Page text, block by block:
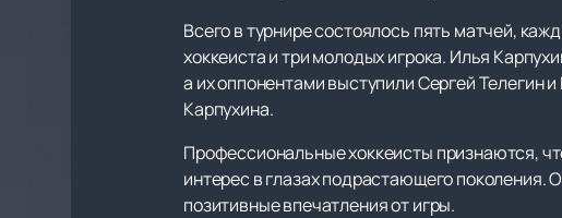
Всего в турнире состоялось пять матчей,
хоккеиста и три молодых игрока. Илья
а их оппонентами выступили Сергей Телегин
Карпухина.
Профессиональные хоккеисты признаются,
интерес в глазах подрастающего поколения.
позитивные впечатления от игры.